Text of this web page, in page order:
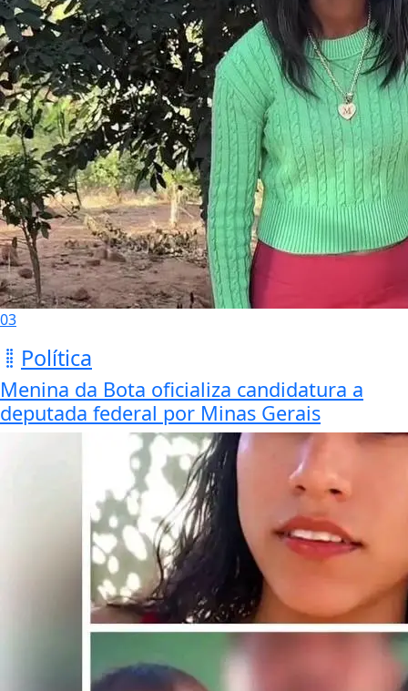
03
Política
Menina da Bota oficializa candidatura a
deputada federal por Minas Gerais